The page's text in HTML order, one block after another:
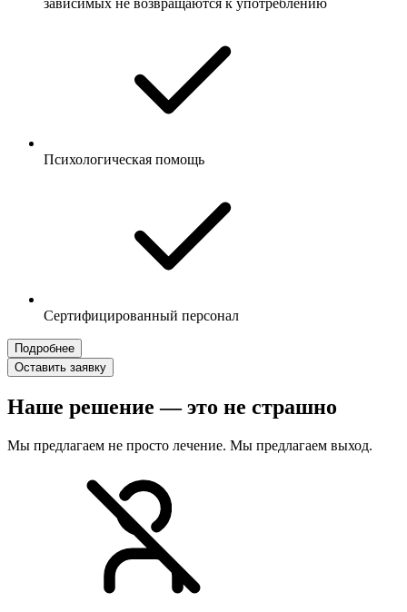
зависимых не возвращаются к употреблению
Психологическая помощь
Сертифицированный персонал
Подробнее
Оставить заявку
Наше решение — это не страшно
Мы предлагаем не просто лечение. Мы предлагаем выход.